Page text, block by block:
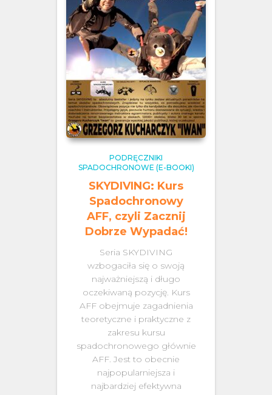
PODRĘCZNIKI
SPADOCHRONOWE (E-BOOKI)
SKYDIVING: Kurs
Spadochronowy
AFF, czyli Zacznij
Dobrze Wypadać!
Seria SKYDIVING
wzbogaciła się o swoją
najważniejszą i długo
oczekiwaną pozycję. Kurs
AFF obejmuje zagadnienia
teoretyczne i praktyczne z
zakresu kursu
spadochronowego głównie
AFF. Jest to obecnie
najpopularniejsza i
najbardziej efektywna